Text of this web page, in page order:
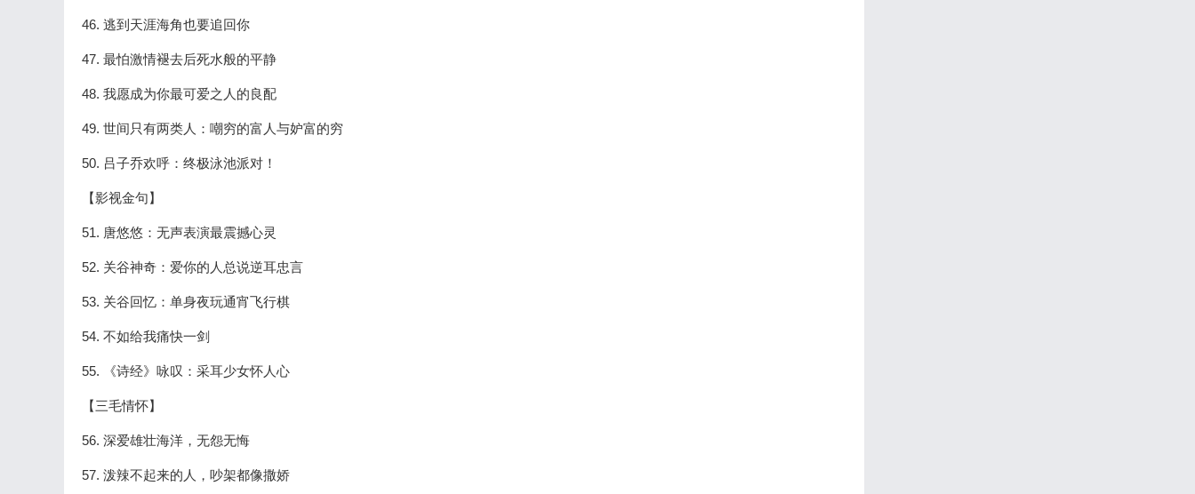
46. 逃到天涯海角也要追回你
47. 最怕激情褪去后死水般的平静
48. 我愿成为你最可爱之人的良配
49. 世间只有两类人：嘲穷的富人与妒富的穷
50. 吕子乔欢呼：终极泳池派对！
【影视金句】
51. 唐悠悠：无声表演最震撼心灵
52. 关谷神奇：爱你的人总说逆耳忠言
53. 关谷回忆：单身夜玩通宵飞行棋
54. 不如给我痛快一剑
55. 《诗经》咏叹：采耳少女怀人心
【三毛情怀】
56. 深爱雄壮海洋，无怨无悔
57. 泼辣不起来的人，吵架都像撒娇